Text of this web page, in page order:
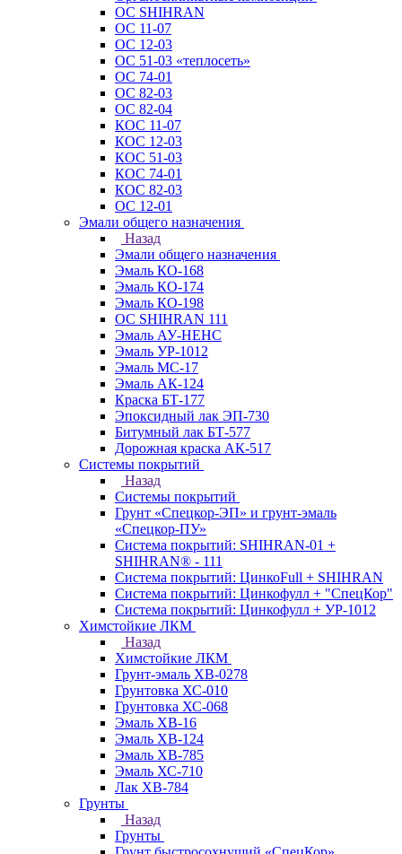
ОС SHIHRAN
ОС 11-07
ОС 12-03
ОС 51-03 «теплосеть»
ОС 74-01
ОС 82-03
ОС 82-04
КОС 11-07
КОС 12-03
КОС 51-03
КОС 74-01
КОС 82-03
ОС 12-01
Эмали общего назначения
Назад
Эмали общего назначения
Эмаль КО-168
Эмаль КО-174
Эмаль КО-198
ОС SHIHRAN 111
Эмаль АУ-НЕНС
Эмаль УР-1012
Эмаль МС-17
Эмаль АК-124
Краска БТ-177
Эпоксидный лак ЭП-730
Битумный лак БТ-577
Дорожная краска АК-517
Системы покрытий
Назад
Системы покрытий
Грунт «Спецкор-ЭП» и грунт-эмаль
«Спецкор-ПУ»
Система покрытий: SHIHRAN-01 +
SHIHRAN® - 111
Система покрытий: ЦинкоFull + SHIHRAN
Система покрытий: Цинкофулл + "СпецКор"
Система покрытий: Цинкофулл + УР-1012
Химстойкие ЛКМ
Назад
Химстойкие ЛКМ
Грунт-эмаль ХВ-0278
Грунтовка ХС-010
Грунтовка ХС-068
Эмаль ХВ-16
Эмаль ХВ-124
Эмаль ХВ-785
Эмаль ХС-710
Лак ХВ-784
Грунты
Назад
Грунты